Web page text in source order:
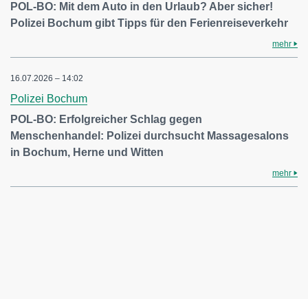
POL-BO: Mit dem Auto in den Urlaub? Aber sicher!
Polizei Bochum gibt Tipps für den Ferienreiseverkehr
mehr
16.07.2026 – 14:02
Polizei Bochum
POL-BO: Erfolgreicher Schlag gegen
Menschenhandel: Polizei durchsucht Massagesalons
in Bochum, Herne und Witten
mehr